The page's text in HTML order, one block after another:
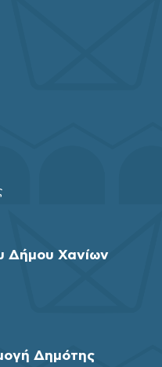
Δήμου Χανίων
Δημότης